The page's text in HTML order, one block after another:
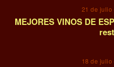
21 de julio
MEJORES VINOS DE
18 de julio